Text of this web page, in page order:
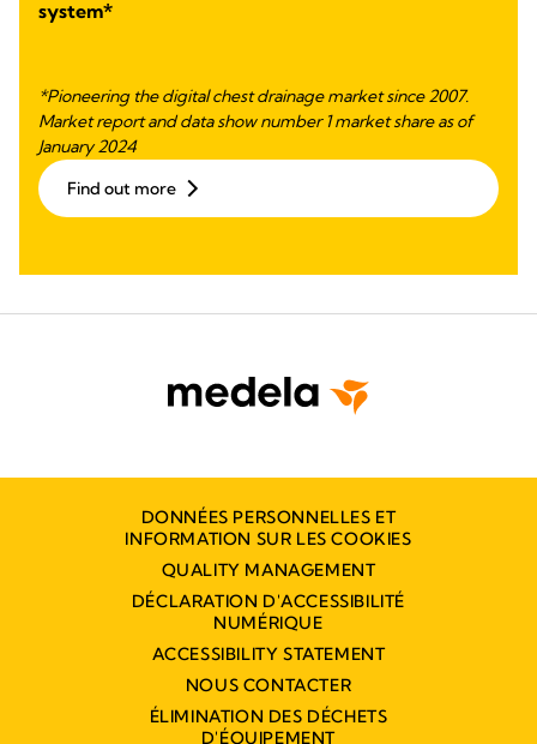
system*
*Pioneering the digital chest drainage market since 2007.
Market report and data show number 1 market share as of
January 2024
Find out more
DONNÉES PERSONNELLES ET
INFORMATION SUR LES COOKIES
QUALITY MANAGEMENT
DÉCLARATION D'ACCESSIBILITÉ
NUMÉRIQUE
ACCESSIBILITY STATEMENT
NOUS CONTACTER
ÉLIMINATION DES DÉCHETS
D'ÉQUIPEMENT